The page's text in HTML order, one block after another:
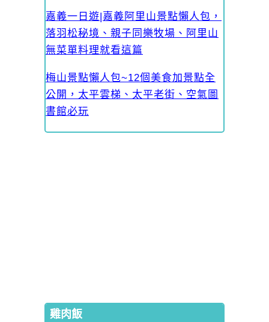
嘉義一日遊|嘉義阿里山景點懶人包，
落羽松秘境、親子同樂牧場、阿里山
無菜單料理就看這篇
梅山景點懶人包~12個美食加景點全
公開，太平雲梯、太平老街、空氣圖
書館必玩
雞肉飯